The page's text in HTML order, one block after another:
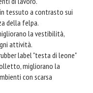
tessuto a contrasto sui
della felpa.
la vestibilità,
attività.
label "testa di leone"
migliorano la
con scarsa